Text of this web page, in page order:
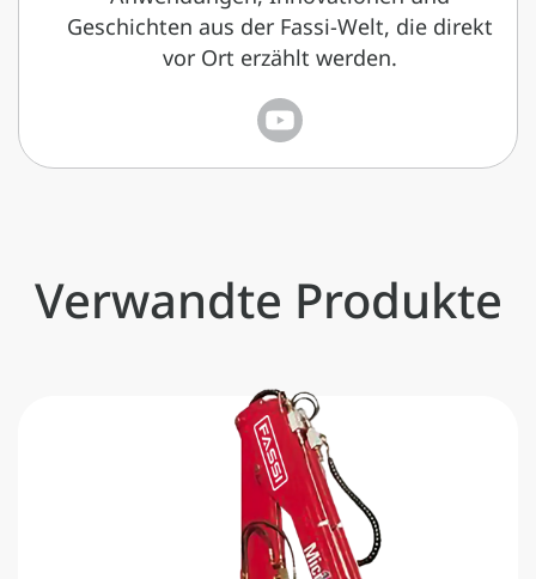
Geschichten aus der Fassi-Welt, die direkt
vor Ort erzählt werden.
Verwandte Produkte